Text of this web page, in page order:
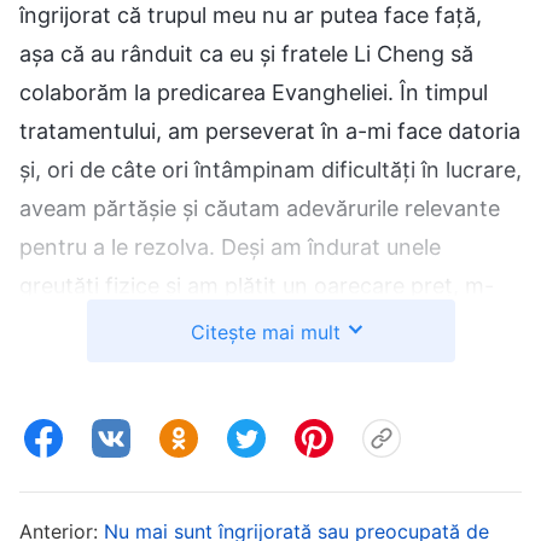
îngrijorat că trupul meu nu ar putea face față,
așa că au rânduit ca eu și fratele Li Cheng să
colaborăm la predicarea Evangheliei. În timpul
tratamentului, am perseverat în a-mi face datoria
și, ori de câte ori întâmpinam dificultăți în lucrare,
aveam părtășie și căutam adevărurile relevante
pentru a le rezolva. Deși am îndurat unele
greutăți fizice și am plătit un oarecare preț, m-
am bucurat foarte mult să văd din ce în ce mai
cât voi persista în datorie și voi îndura mai multe
Dumnezeu mă va proteja și starea mea se va
Citește mai mult
Anterior: Nu mai sunt îngrijorată sau preocupată de